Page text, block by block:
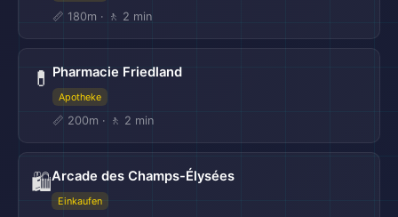
📏 180m · 🚶 2 min
💊 Pharmacie Friedland
Apotheke
📏 200m · 🚶 2 min
🛍️Arcade des Champs-Élysées
Einkaufen